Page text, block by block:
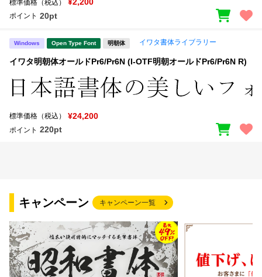
標準価格（税込）
ポイント 20pt
Windows Open Type Font 明朝体 イワタ書体ライブラリー
イワタ明朝体オールドPr6/Pr6N (I-OTF明朝オールドPr6/Pr6N R)
標準価格（税込） ¥24,200
ポイント 220pt
キャンペーン キャンペーン一覧